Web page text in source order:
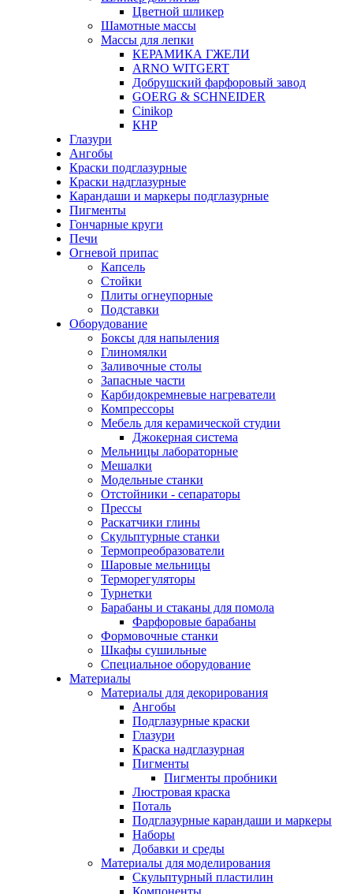
Цветной шликер
Шамотные массы
Массы для лепки
КЕРАМИКА ГЖЕЛИ
ARNO WITGERT
Добрушский фарфоровый завод
GOERG & SCHNEIDER
Cinikop
КНР
Глазури
Ангобы
Краски подглазурные
Краски надглазурные
Карандаши и маркеры подглазурные
Пигменты
Гончарные круги
Печи
Огневой припас
Капсель
Стойки
Плиты огнеупорные
Подставки
Оборудование
Боксы для напыления
Глиномялки
Заливочные столы
Запасные части
Карбидокремневые нагреватели
Компрессоры
Мебель для керамической студии
Джокерная система
Мельницы лабораторные
Мешалки
Модельные станки
Отстойники - сепараторы
Прессы
Раскатчики глины
Скульптурные станки
Термопреобразователи
Шаровые мельницы
Терморегуляторы
Турнетки
Барабаны и стаканы для помола
Фарфоровые барабаны
Формовочные станки
Шкафы сушильные
Специальное оборудование
Материалы
Материалы для декорирования
Ангобы
Подглазурные краски
Глазури
Краска надглазурная
Пигменты
Пигменты пробники
Люстровая краска
Поталь
Подглазурные карандаши и маркеры
Наборы
Добавки и среды
Материалы для моделирования
Скульптурный пластилин
Компоненты